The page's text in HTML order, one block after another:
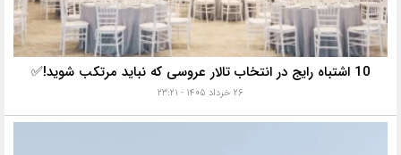
10 اشتباه رایج در انتخاب تالار عروسی که نباید مرتکب شوید!✅
۲۶ خرداد ۱۴۰۵ - ۲۳:۲۱